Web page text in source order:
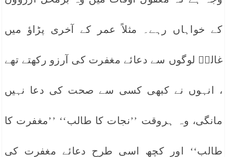
کے خواہاں رہے۔ مثلاً عمر کے آخری پڑاؤ میں
غالبؔ لوگوں سے دعائے مغفرت کی آرزو رکھتے تھے
، انہوں نے کبھی کسی سے صحت کی دعا نہیں
مانگی، وہ ہروقت ’’نجات کا طالب‘‘ ’’مغفرت کا
طالب‘‘ اور کچھ اسی طرح دعائے مغفرت کی